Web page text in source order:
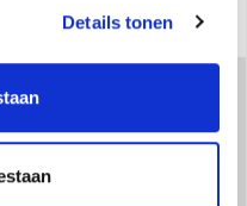
Details tonen